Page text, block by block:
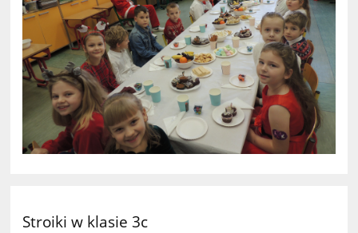
Stroiki w klasie 3c